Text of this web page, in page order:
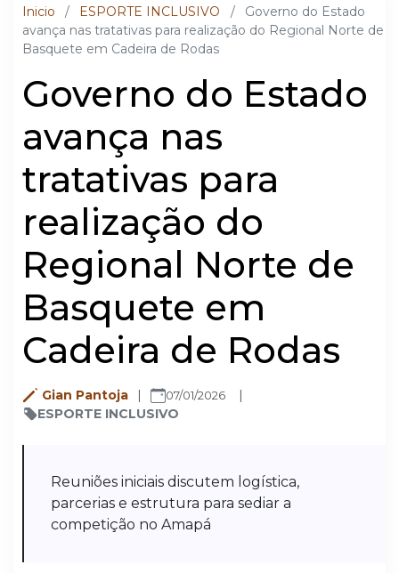
Inicio / ESPORTE INCLUSIVO /
Governo do Estado
avança nas tratativas para realização do Regional Norte de
Basquete em Cadeira de Rodas
Governo do Estado
avança nas
tratativas para
realização do
Regional Norte de
Basquete em
Cadeira de Rodas
Gian Pantoja 07/01/2026
ESPORTE INCLUSIVO
Reuniões iniciais discutem logística,
parcerias e estrutura para sediar a
competição no Amapá